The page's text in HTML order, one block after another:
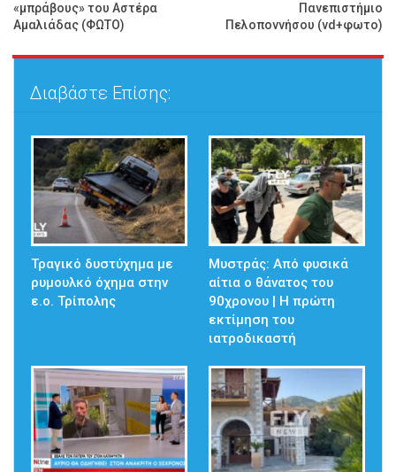
«μπράβους» του Αστέρα
Αμαλιάδας (ΦΩΤΟ)
Πανεπιστήμιο
Πελοποννήσου (vd+φωτο)
Διαβάστε Επίσης:
Τραγικό δυστύχημα με
ρυμουλκό όχημα στην
ε.ο. Τρίπολης
Μυστράς: Από φυσικά
αίτια ο θάνατος του
90χρονου | Η πρώτη
εκτίμηση του
ιατροδικαστή